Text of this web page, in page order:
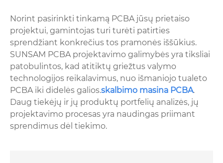
Norint pasirinkti tinkamą PCBA jūsų prietaiso
projektui, gamintojas turi turėti patirties
sprendžiant konkrečius tos pramonės iššūkius.
SUNSAM PCBA projektavimo galimybės yra tiksliai
patobulintos, kad atitiktų griežtus valymo
technologijos reikalavimus, nuo išmaniojo tualeto
PCBA iki didelės galios.skalbimo masina PCBA.
Daug tiekėjų ir jų produktų portfelių analizės, jų
projektavimo procesas yra naudingas priimant
sprendimus dėl tiekimo.